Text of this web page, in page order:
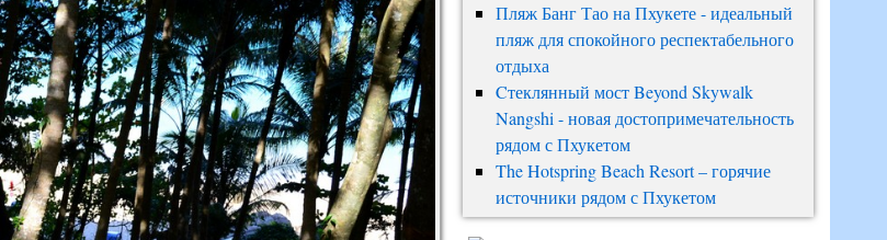
Пляж Банг Тао на Пхукете - идеальный
пляж для спокойного респектабельного
отдыха
Cтеклянный мост Beyond Skywalk
Nangshi - новая достопримечательность
рядом с Пхукетом
The Hotspring Beach Resort – горячие
источники рядом с Пхукетом